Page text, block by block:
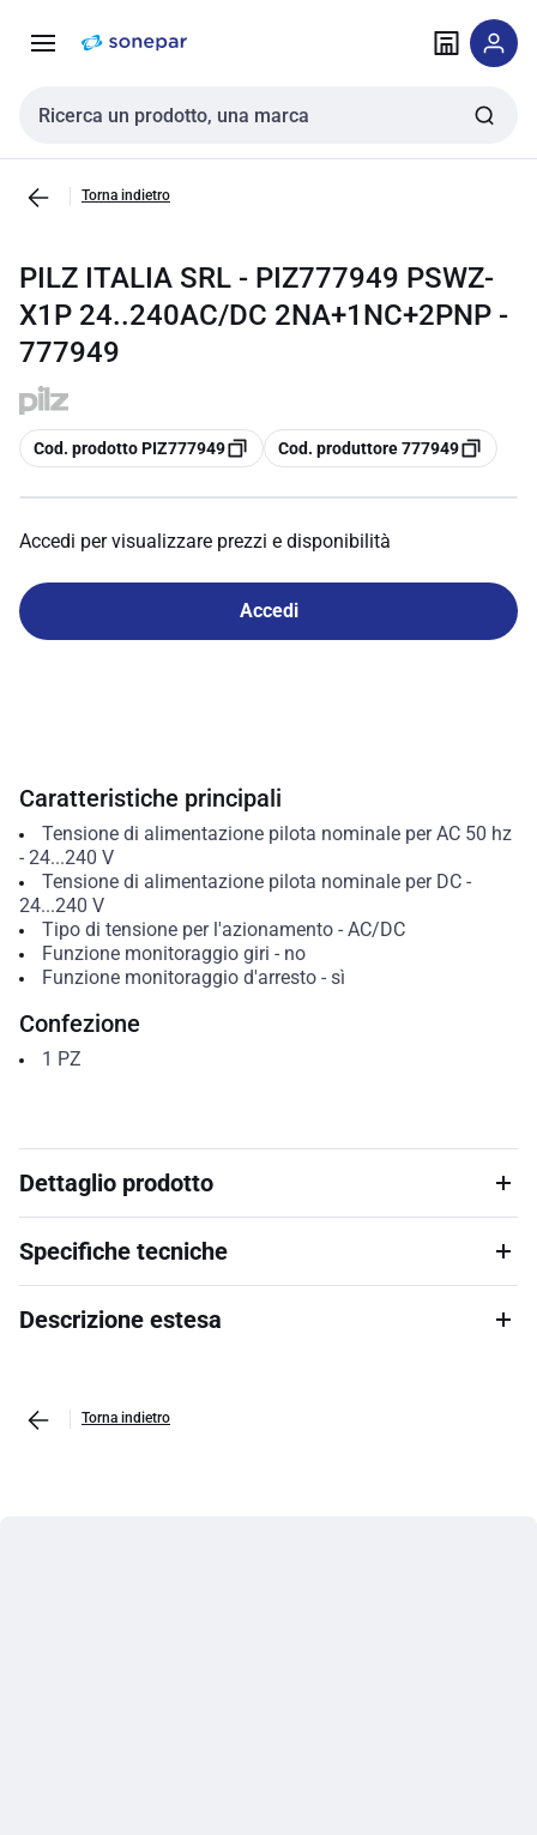
navigazione alla
Cerca input
Torna indietro
PILZ ITALIA SRL - PIZ777949 PSWZ-
X1P 24..240AC/DC 2NA+1NC+2PNP -
777949
copia
Cod. prodotto PIZ777949 copia
Cod. produttore 777949
Accedi per visualizzare prezzi e disponibilità
Accedi
Caratteristiche principali
Tensione di alimentazione pilota nominale per AC 50 hz
- 24...240 V
Tensione di alimentazione pilota nominale per DC-
24...240 V
Tipo di tensione per l'azionamento- AC/DC
Funzione monitoraggio giri - no
Funzione monitoraggio d'arresto- sì
Confezione
1 PZ
Dettaglio prodotto
Specifiche tecniche
Descrizione estesa
Torna indietro